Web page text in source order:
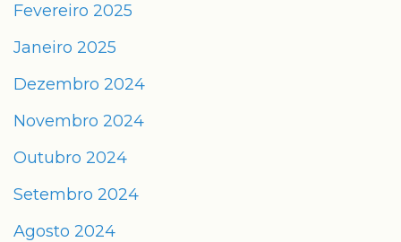
Fevereiro 2025
Janeiro 2025
Dezembro 2024
Novembro 2024
Outubro 2024
Setembro 2024
Agosto 2024